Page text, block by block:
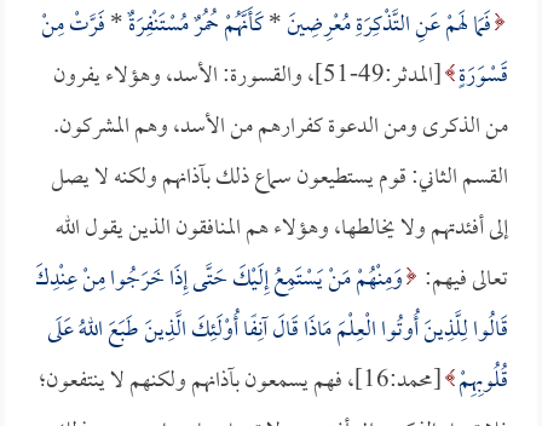
فَمَا لَهمْ عَنِ التَّذْكِرَةِ مُعْرِضِينَ*كَأَنَّهُمْ حُمُرٌ مُسْتَنْفِرَةٌ*فَرَّتْ مِنْ
قَسْوَرَةٍ
[المدثر:49-51]، والقسورة: الأسد، وهؤلاء يفرون
من الذكرى ومن الدعوة كفرارهم من الأسد، وهم المشركون.
القسم الثاني: قوم يستطيعون سماع ذلك بآذانهم ولكنه لا يصل
إلى أفئدتهم ولا يخالطها، وهؤلاء هم المنافقون الذين يقول الله
تعالى فيهم: وَمِنْهُمْ مَنْ يَسْتَمِعُ إِلَيْكَ حَتَّى إِذَا خَرَجُوا مِنْ عِنْدِكَ
قَالُوا لِلَّذِينَ أُوتُوا الْعِلْمَ مَاذَا قَالَ آنِفًا أُوْلَئِكَ الَّذِينَ طَبَعَ اللهُ عَلَى
قُلُوبِهِمْ
[محمد:16]، فهم يسمعون بآذانهم ولكنهم لا ينتفعون؛